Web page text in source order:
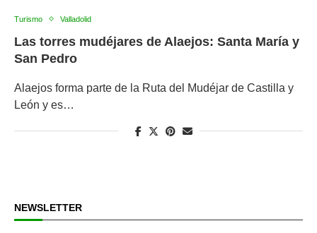
Turismo Valladolid
Las torres mudéjares de Alaejos: Santa María y
San Pedro
Alaejos forma parte de la Ruta del Mudéjar de Castilla y
León y es…
NEWSLETTER